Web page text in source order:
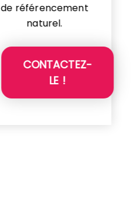
de référencement
naturel.
CONTACTEZ-
LE !